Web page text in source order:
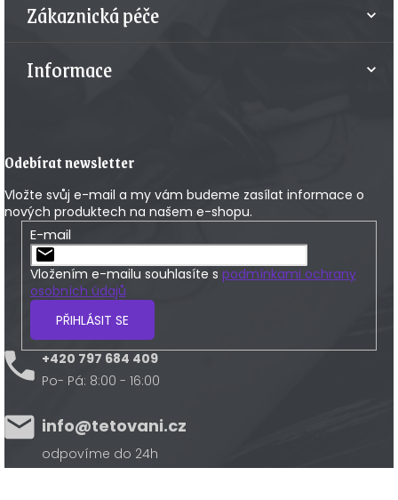
Zákaznická péče
Informace
Odebírat newsletter
Vložte svůj e-mail a my vám budeme zasílat informace o
nových produktech na našem e-shopu.
E-mail
Vložením e-mailu souhlasíte s podmínkami ochrany
osobních údajů
PŘIHLÁSIT SE
+420 797 684 409
Po- Pá: 8:00 - 16:00
info@tetovani.cz
odpovíme do 24h